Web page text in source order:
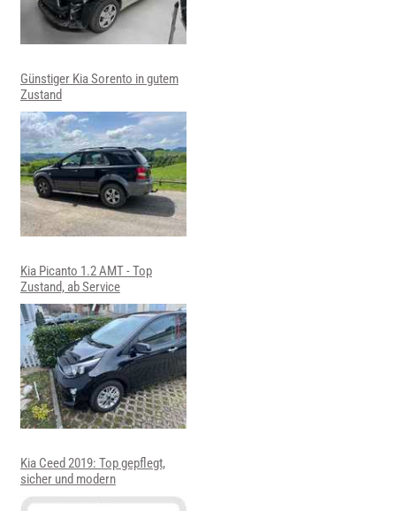
Günstiger Kia Sorento in gutem
Zustand
Kia Picanto 1.2 AMT - Top
Zustand, ab Service
Kia Ceed 2019: Top gepflegt,
sicher und modern